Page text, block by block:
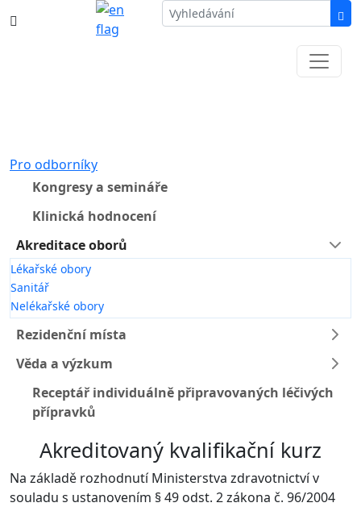
Pro odborníky
Kongresy a semináře
Klinická hodnocení
Akreditace oborů
Lékařské obory
Sanitář
Nelékařské obory
Rezidenční místa
Věda a výzkum
Receptář individuálně připravovaných léčivých
přípravků
Akreditovaný kvalifikační kurz
Na základě rozhodnutí Ministerstva zdravotnictví v
souladu s ustanovením § 49 odst. 2 zákona č. 96/2004